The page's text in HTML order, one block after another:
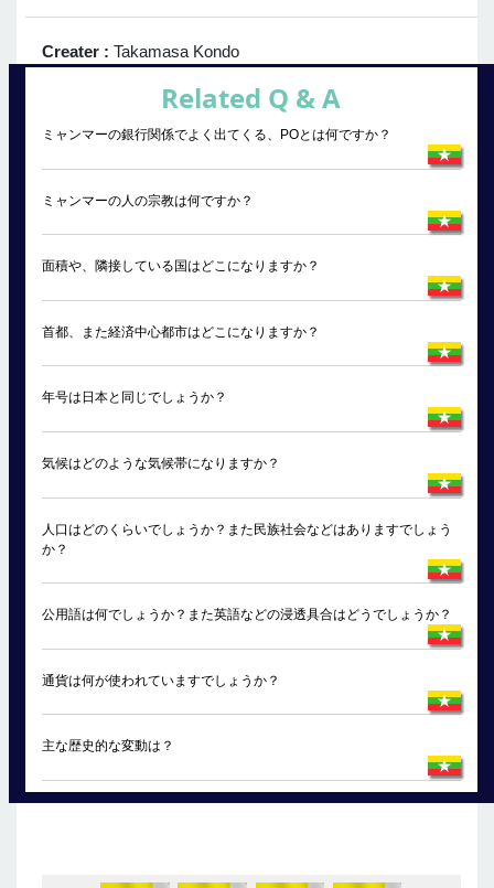
Creater : Takamasa Kondo
Related Q & A
ミャンマーの銀行関係でよく出てくる、POとは何ですか？
ミャンマーの人の宗教は何ですか？
面積や、隣接している国はどこになりますか？
首都、また経済中心都市はどこになりますか？
年号は日本と同じでしょうか？
気候はどのような気候帯になりますか？
人口はどのくらいでしょうか？また民族社会などはありますでしょう
か？
公用語は何でしょうか？また英語などの浸透具合はどうでしょうか？
通貨は何が使われていますでしょうか？
主な歴史的な変動は？